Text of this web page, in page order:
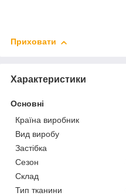
Приховати
Характеристики
Основні
Країна виробник
Вид виробу
Застібка
Сезон
Склад
Тип тканини